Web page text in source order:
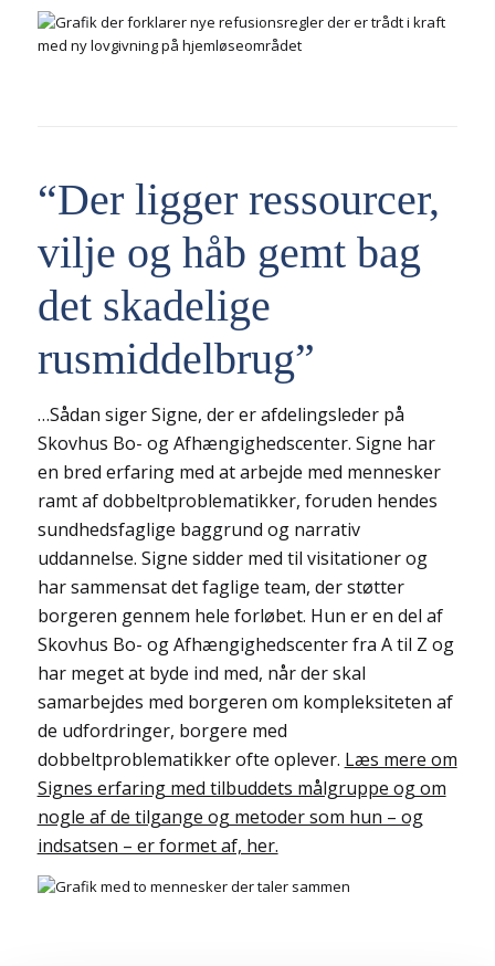
“Der ligger ressourcer,
vilje og håb gemt bag
det skadelige
rusmiddelbrug”
…Sådan siger Signe, der er afdelingsleder på
Skovhus Bo- og Afhængighedscenter. Signe har
en bred erfaring med at arbejde med mennesker
ramt af dobbeltproblematikker, foruden hendes
sundhedsfaglige baggrund og narrativ
uddannelse. Signe sidder med til visitationer og
har sammensat det faglige team, der støtter
borgeren gennem hele forløbet. Hun er en del af
Skovhus Bo- og Afhængighedscenter fra A til Z og
har meget at byde ind med, når der skal
samarbejdes med borgeren om kompleksiteten af
de udfordringer, borgere med
dobbeltproblematikker ofte oplever. Læs mere om
Signes erfaring med tilbuddets målgruppe og om
nogle af de tilgange og metoder som hun – og
indsatsen – er formet af, her.